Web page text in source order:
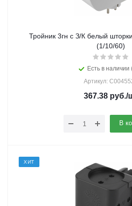
Тройник 3гн c З/К белый
(1/10/60)
Есть в наличии
Артикул:
367.38руб./
В
ХИТ